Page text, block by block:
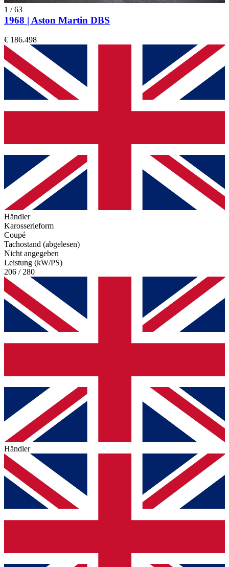
1 /63
1968 | Aston Martin DBS
€ 186.498
Händler
Karosserieform
Coupé
Tachostand (abgelesen)
Nicht angegeben
Leistung (kW/PS)
206 / 280
Händler